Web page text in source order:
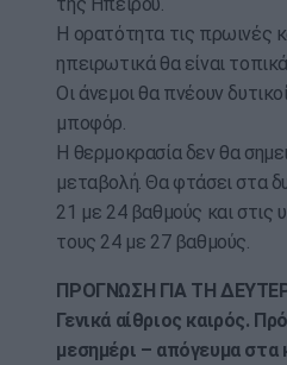
Η ορατότητα τις πρωινές
ηπειρωτικά θα είναι
Οι άνεμοι θα πνέουν
μποφόρ.
Η θερμοκρασία δεν θα
μεταβολή. Θα φτάσει στα
21 με 24 βαθμούς και στις
τους 24 με 27 βαθμούς.
ΠΡΟΓΝΩΣΗ ΓΙΑ ΤΗ
Γενικά αίθριος καιρός.
μεσημέρι – απόγευμα στα